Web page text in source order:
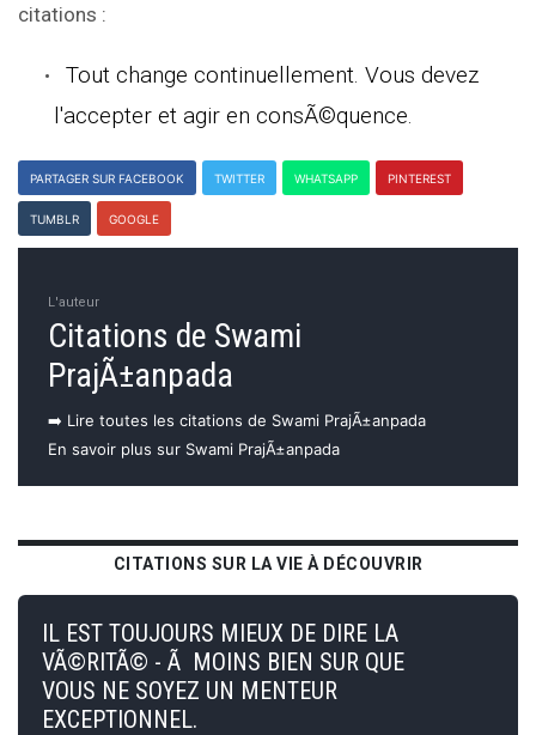
citations :
Tout change continuellement. Vous devez
l'accepter et agir en consÃ©quence.
PARTAGER SUR FACEBOOK TWITTER WHATSAPP PINTEREST
TUMBLR GOOGLE
L'auteur
Citations de Swami
PrajÃ±anpada
➡️ Lire toutes les citations de Swami PrajÃ±anpada
En savoir plus sur Swami PrajÃ±anpada
CITATIONS SUR LA VIE À DÉCOUVRIR
IL EST TOUJOURS MIEUX DE DIRE LA
VÃ©RITÃ© - Ã MOINS BIEN SUR QUE
VOUS NE SOYEZ UN MENTEUR
EXCEPTIONNEL.